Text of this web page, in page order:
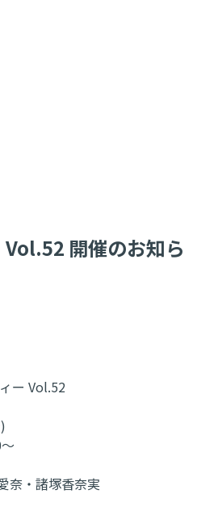
開催のお知ら
ー Vol.52
奈・諸塚香奈実